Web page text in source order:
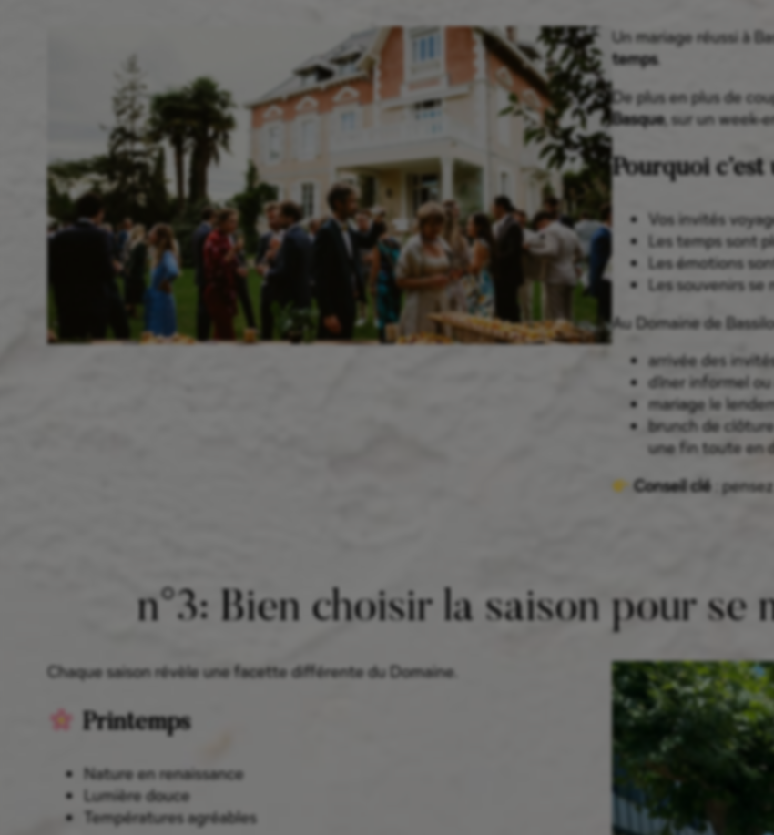
Un mariage réussi à
temps.
De plus en plus de
Basque, sur un week-
Pourquoi
Vos invités
Les temps sont
Les émotions
Les souvenirs
Au Domaine de
arrivée des
dîner informel ou
mariage le
brunch de
une fin toute en
Conseil clé:
n°3: Bien choisir la saison pour se
Chaque saison révèle une facette différente du Domaine.
Printemps
Nature en renaissance
Lumière douce
Températures agréables